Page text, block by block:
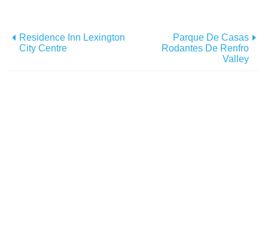
Residence Inn Lexington
City Centre
Parque De Casas
Rodantes De Renfro
Valley